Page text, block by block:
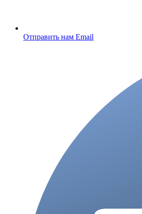
Отправить нам Email